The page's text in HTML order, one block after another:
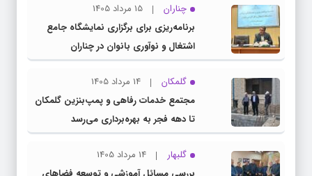
چناران
15 مرداد 1405
برنامه‌ریزی برای برگزاری نمایشگاه جامع
اشتغال و نوآوری بانوان در چناران
گلمکان
14 مرداد 1405
مجتمع خدمات رفاهی و پمپ‌بنزین گلمکان
تا دهه فجر به بهره‌برداری می‌رسد
گلبهار
14 مرداد 1405